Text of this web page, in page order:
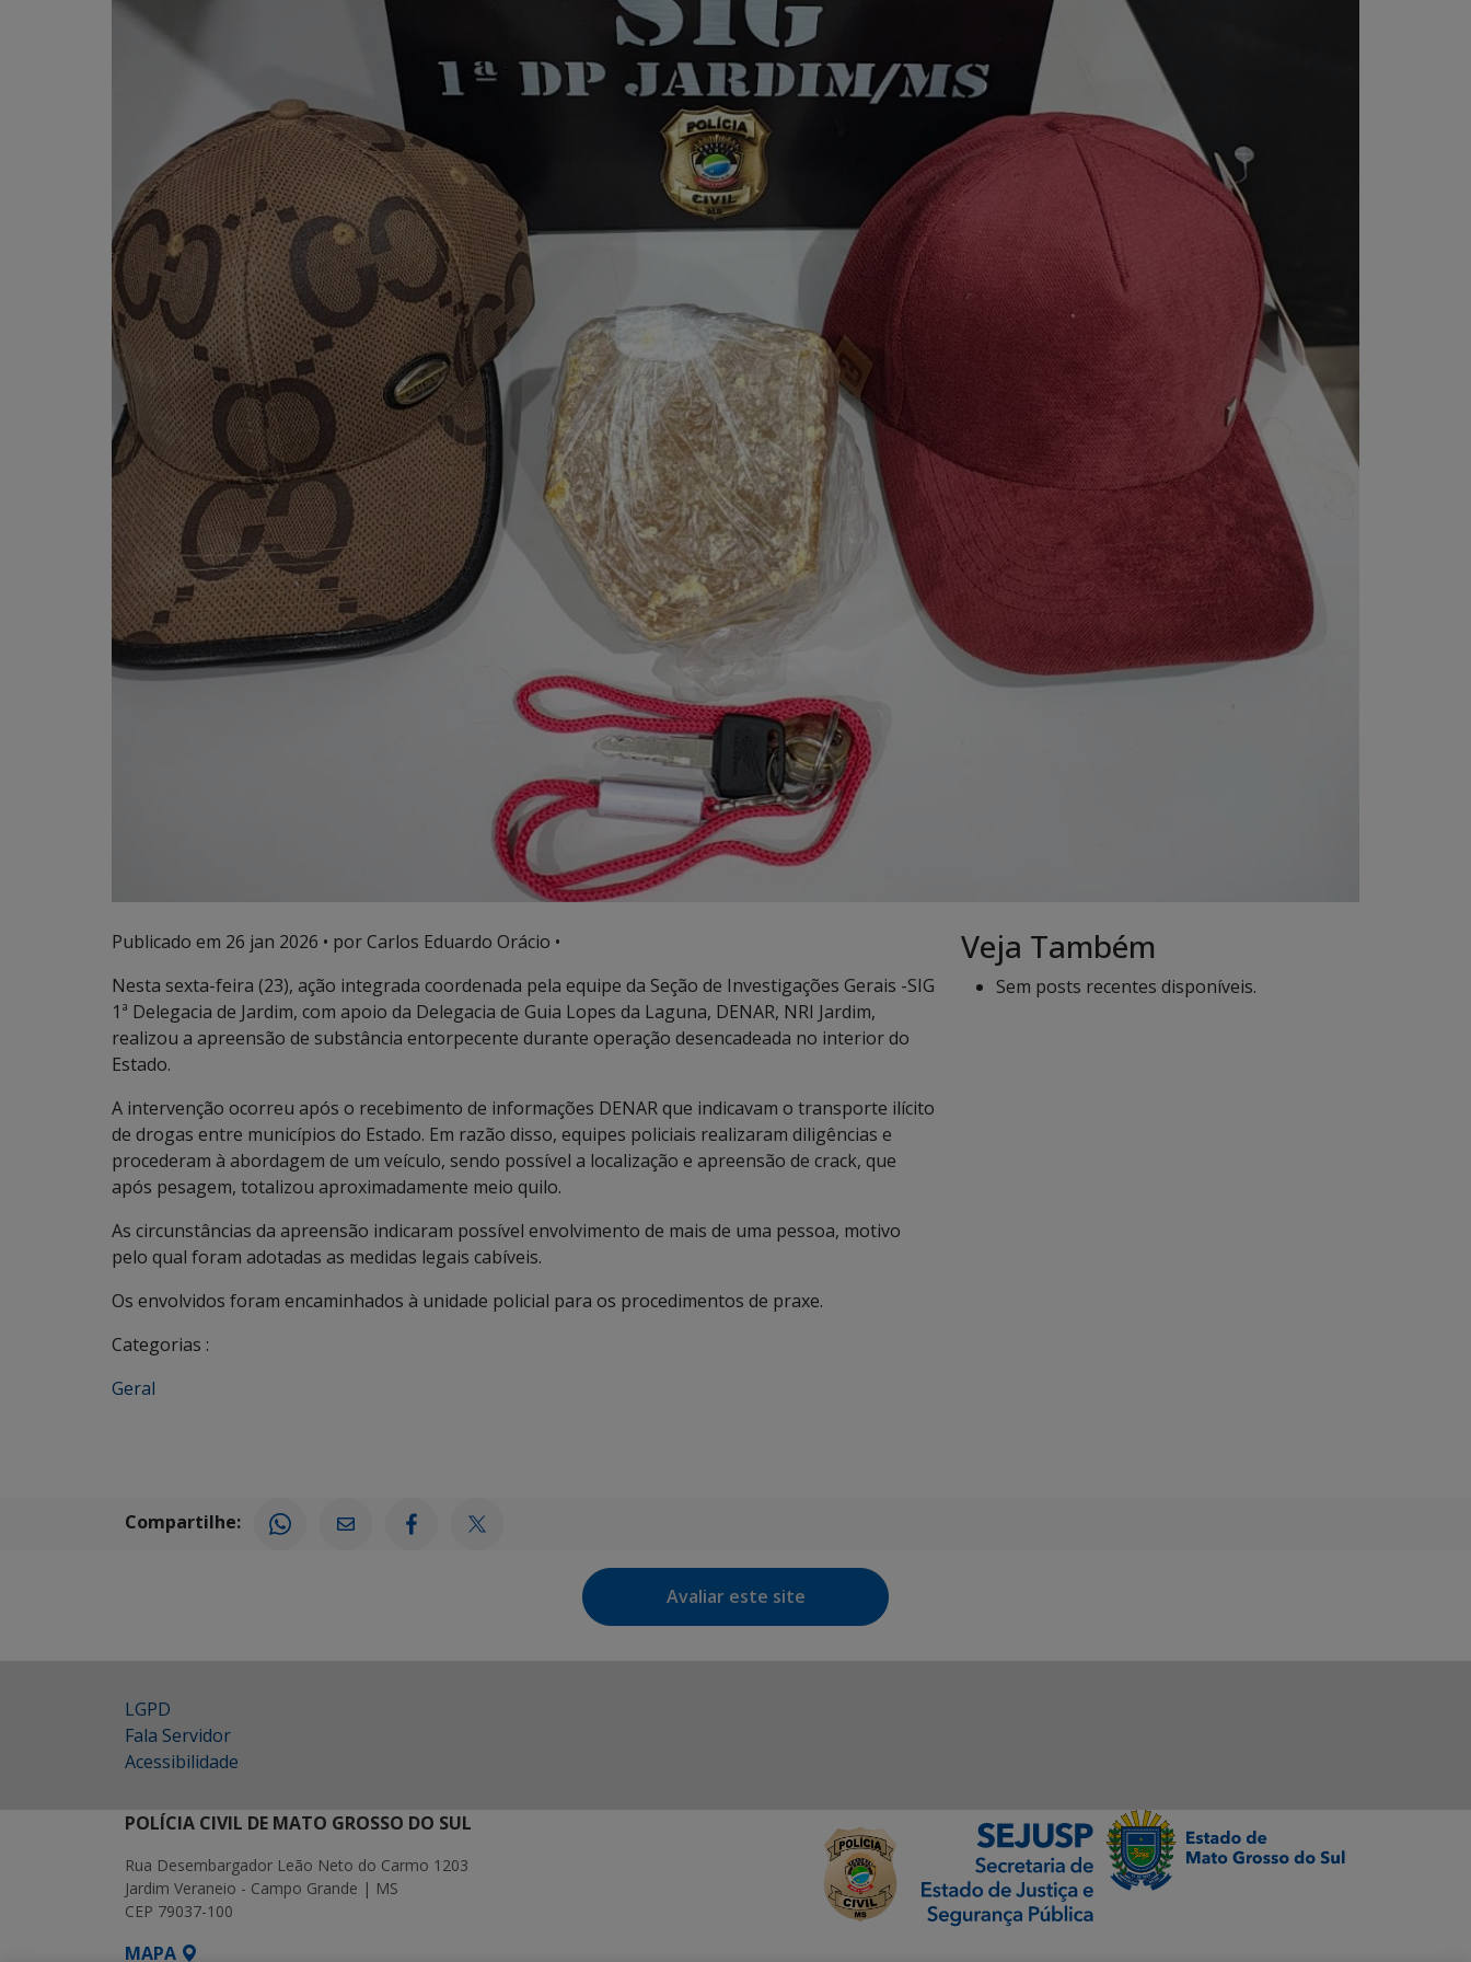
Publicado em 26 jan 2026 • por Carlos Eduardo Orácio •
Nesta sexta-feira (23), ação integrada coordenada pela equipe da Seção de Investigações Gerais -SIG
1ª Delegacia de Jardim, com apoio da Delegacia de Guia Lopes da Laguna, DENAR, NRI Jardim,
realizou a apreensão de substância entorpecente durante operação desencadeada no interior do
Estado.
A intervenção ocorreu após o recebimento de informações DENAR que indicavam o transporte ilícito
de drogas entre municípios do Estado. Em razão disso, equipes policiais realizaram diligências e
procederam à abordagem de um veículo, sendo possível a localização e apreensão de crack, que
após pesagem, totalizou aproximadamente meio quilo.
As circunstâncias da apreensão indicaram possível envolvimento de mais de uma pessoa, motivo
pelo qual foram adotadas as medidas legais cabíveis.
Os envolvidos foram encaminhados à unidade policial para os procedimentos de praxe.
Categorias :
Geral
Veja Também
Sem posts recentes disponíveis.
Compartilhe:
Avaliar este site
LGPD
Fala Servidor
Acessibilidade
POLÍCIA CIVIL DE MATO GROSSO DO SUL
Rua Desembargador Leão Neto do Carmo 1203
Jardim Veraneio - Campo Grande | MS
CEP 79037-100
MAPA